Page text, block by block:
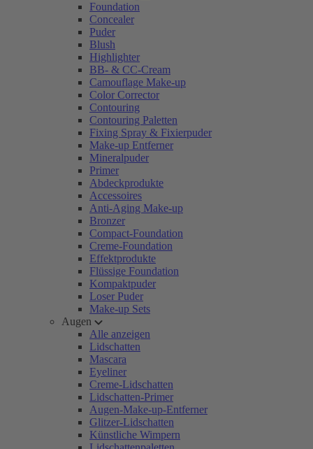
Foundation
Concealer
Puder
Blush
Highlighter
BB- & CC-Cream
Camouflage Make-up
Color Corrector
Contouring
Contouring Paletten
Fixing Spray & Fixierpuder
Make-up Entferner
Mineralpuder
Primer
Abdeckprodukte
Accessoires
Anti-Aging Make-up
Bronzer
Compact-Foundation
Creme-Foundation
Effektprodukte
Flüssige Foundation
Kompaktpuder
Loser Puder
Make-up Sets
Augen
Alle anzeigen
Lidschatten
Mascara
Eyeliner
Creme-Lidschatten
Lidschatten-Primer
Augen-Make-up-Entferner
Glitzer-Lidschatten
Künstliche Wimpern